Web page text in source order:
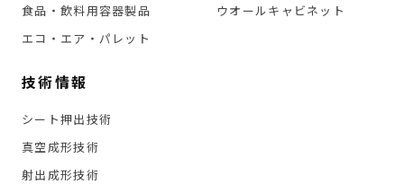
食品・飲料用容器製品
ウオールキャビネット
エコ・エア・パレット
技術情報
シート押出技術
真空成形技術
射出成形技術